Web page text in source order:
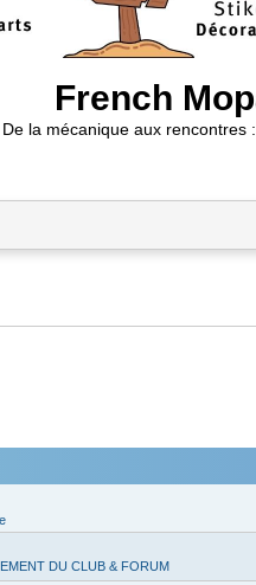
French
De la mécanique aux rencontres
DU CLUB & FORUM